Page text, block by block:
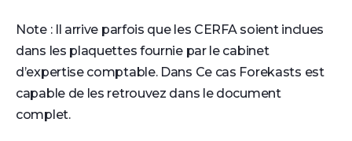
Note : Il arrive parfois que les CERFA soient inclues
dans les plaquettes fournie par le cabinet
d’expertise comptable. Dans Ce cas Forekasts est
capable de les retrouvez dans le document
complet.